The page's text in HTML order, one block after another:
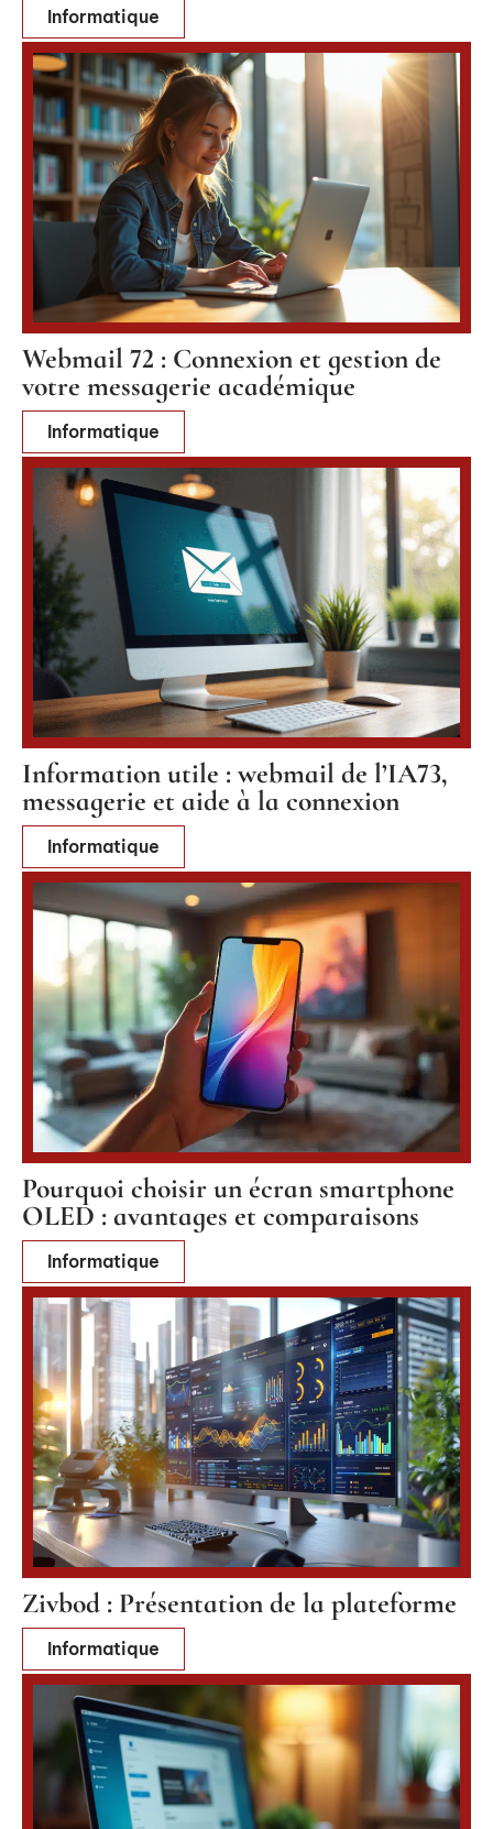
Informatique
Webmail 72 : Connexion et gestion de
votre messagerie académique
Informatique
Information utile : webmail de l’IA73,
messagerie et aide à la connexion
Informatique
Pourquoi choisir un écran smartphone
OLED : avantages et comparaisons
Informatique
Zivbod : Présentation de la plateforme
Informatique